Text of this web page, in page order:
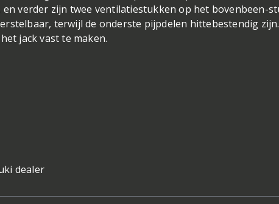
verder zijn twee ventilatiestukken op het bovenbeen-
terwijl de onderste pijpdelen hittebestendig zijn.
jack vast te maken.
dealer